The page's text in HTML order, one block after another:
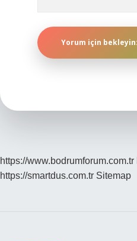
https://www.bodrumforum.com.tr
https://smartdus.com.tr Sitemap